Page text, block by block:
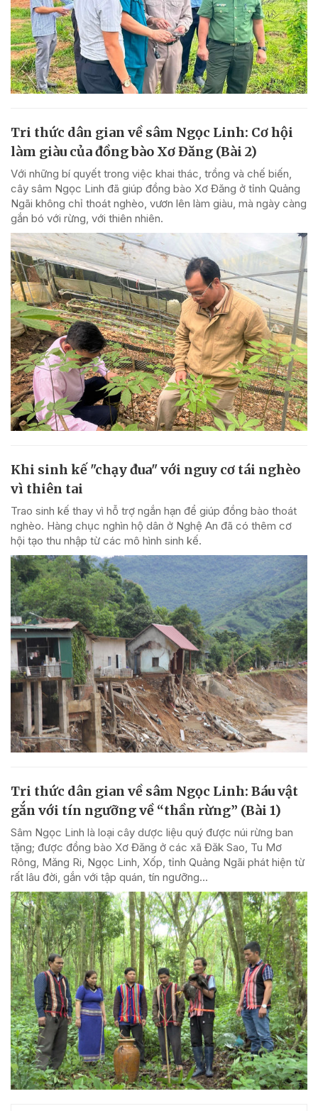
Tri thức dân gian về sâm Ngọc Linh: Cơ hội
làm giàu của đồng bào Xơ Đăng (Bài 2)
Với những bí quyết trong việc khai thác, trồng và chế biến,
cây sâm Ngọc Linh đã giúp đồng bào Xơ Đăng ở tỉnh Quảng
Ngãi không chỉ thoát nghèo, vươn lên làm giàu, mà ngày càng
gắn bó với rừng, với thiên nhiên.
Khi sinh kế "chạy đua" với nguy cơ tái nghèo
vì thiên tai
Trao sinh kế thay vì hỗ trợ ngắn hạn để giúp đồng bào thoát
nghèo. Hàng chục nghìn hộ dân ở Nghệ An đã có thêm cơ
hội tạo thu nhập từ các mô hình sinh kế.
Tri thức dân gian về sâm Ngọc Linh: Báu vật
gắn với tín ngưỡng về “thần rừng” (Bài 1)
Sâm Ngọc Linh là loại cây dược liệu quý được núi rừng ban
tặng; được đồng bào Xơ Đăng ở các xã Đăk Sao, Tu Mơ
Rông, Măng Ri, Ngọc Linh, Xốp, tỉnh Quảng Ngãi phát hiện từ
rất lâu đời, gắn với tập quán, tín ngưỡng...